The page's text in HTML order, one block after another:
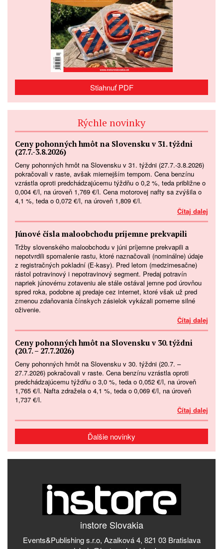
Stiahnuť PDF
Rýchle novinky
Ceny pohonných hmôt na Slovensku v 31. týždni
(27.7.-3.8.2026)
Ceny pohonných hmôt na Slovensku v 31. týždni (27.7.-3.8.2026)
pokračovali v raste, avšak miernejším tempom. Cena benzínu
vzrástla oproti predchádzajúcemu týždňu o 0,2 %, teda približne o
0,004 €/l, na úroveň 1,769 €/l. Cena motorovej nafty sa zvýšila o
4,1 %, teda o 0,072 €/l, na úroveň 1,809 €/l.
Čítaj dalej
Júnové čísla maloobchodu príjemne prekvapili
Tržby slovenského maloobchodu v júni príjemne prekvapili a
nepotvrdili spomalenie rastu, ktoré naznačovali (nominálne) údaje
z registračných pokladní (E-kasy). Pred letom (medzimesačne)
rástol potravinový i nepotravinový segment. Predaj potravín
napriek júnovému zotaveniu ale stále ostával jemne pod úrovňou
spred roka, podobne aj predaje cez internet, ktoré však už pred
zmenou zdaňovania čínskych zásielok vykázali pomerne silné
oživenie.
Čítaj dalej
Ceny pohonných hmôt na Slovensku v 30. týždni
(20.7. – 27.7.2026)
Ceny pohonných hmôt na Slovensku v 30. týždni (20.7. –
27.7.2026) pokračovali v raste. Cena benzínu vzrástla oproti
predchádzajúcemu týždňu o 3,0 %, teda o 0,052 €/l, na úroveň
1,765 €/l. Nafta zdražela o 4,1 %, teda o 0,069 €/l, na úroveň
1,737 €/l.
Čítaj dalej
Ďalšie novinky
instore Slovakia
Events&Publishing s.r.o, Azalková 4, 821 03 Bratislava